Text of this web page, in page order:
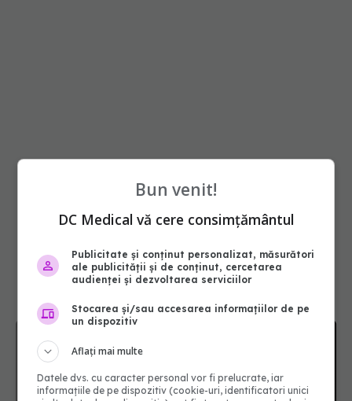
Bun venit!
DC Medical vă cere consimțământul
Publicitate și conținut personalizat, măsurători
ale publicității și de conținut, cercetarea
audienței și dezvoltarea serviciilor
Stocarea și/sau accesarea informațiilor de pe
un dispozitiv
Aflați mai multe
Datele dvs. cu caracter personal vor fi prelucrate, iar
informațiile de pe dispozitiv (cookie-uri, identificatori unici